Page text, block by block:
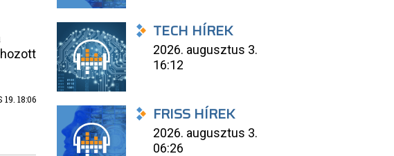
18:06
TECH HÍREK
2026. augusztus 3.
16:12
FRISS HÍREK
2026. augusztus 3.
06:26